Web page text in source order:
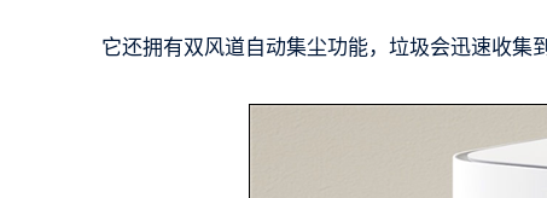
它还拥有双风道自动集尘功能，垃圾会迅速收集